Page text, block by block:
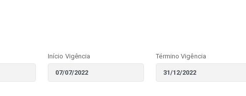
Início Vigência Término Vigência